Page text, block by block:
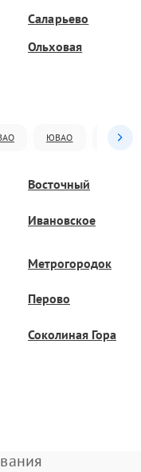
Саларьево
Ольховая
ЮВАО ЮАО
Восточный
Ивановское
Метрогородок
Перово
Соколиная Гора